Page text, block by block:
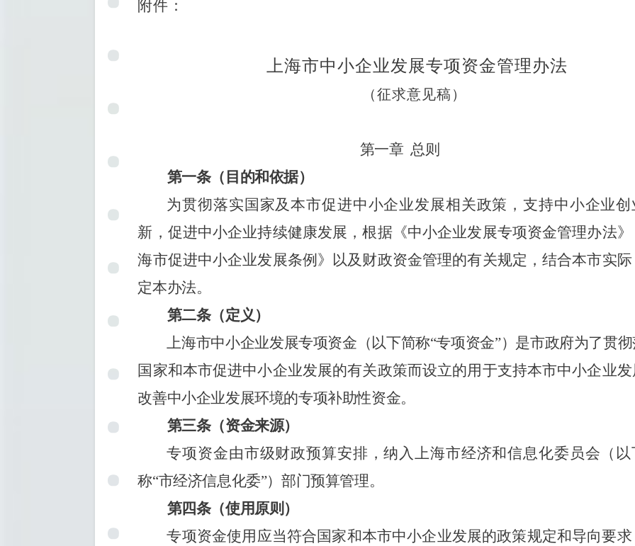
附件 ：
上海市中小企业发展专项资金管理办法
（征求意见稿）
第一章 总则
第一条（目的和依据）
为贯彻落实国家及本市促进中小企业发展相关政策，支持中小企业创
新，促进中小企业持续健康发展，根据《中小企业发展专项资金管理办法
海市促进中小企业发展条例》以及财政资金管理的有关规定，结合本市实
定本办法。
第二条（定义）
上海市中小企业发展专项资金（以下简称“专项资金”）是市政府为了贯
国家和本市促进中小企业发展的有关政策而设立的用于支持本市中小企业
改善中小企业发展环境的专项补助性资金。
第三条（资金来源）
专项资金由市级财政预算安排，纳入上海市经济和信息化委员会（以
称“市经济信息化委”）部门预算管理。
第四条（使用原则）
专项资金使用应当符合国家和本市中小企业发展的政策规定和导向要